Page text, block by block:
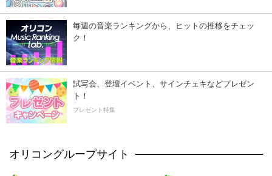
毎週の音楽ランキングから、ヒットの推移をチェッ
ク！
試写会、登壇イベント、サインチェキなどプレゼン
ト！
プレゼント特集
オリコングループサイト